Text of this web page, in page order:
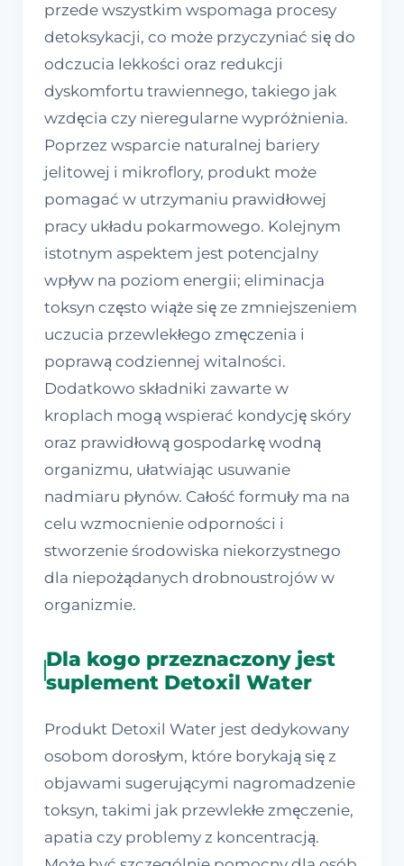
przede wszystkim wspomaga procesy
detoksykacji, co może przyczyniać się do
odczucia lekkości oraz redukcji
dyskomfortu trawiennego, takiego jak
wzdęcia czy nieregularne wypróżnienia.
Poprzez wsparcie naturalnej bariery
jelitowej i mikroflory, produkt może
pomagać w utrzymaniu prawidłowej
pracy układu pokarmowego. Kolejnym
istotnym aspektem jest potencjalny
wpływ na poziom energii; eliminacja
toksyn często wiąże się ze zmniejszeniem
uczucia przewlekłego zmęczenia i
poprawą codziennej witalności.
Dodatkowo składniki zawarte w
kroplach mogą wspierać kondycję skóry
oraz prawidłową gospodarkę wodną
organizmu, ułatwiając usuwanie
nadmiaru płynów. Całość formuły ma na
celu wzmocnienie odporności i
stworzenie środowiska niekorzystnego
dla niepożądanych drobnoustrojów w
organizmie.
Dla kogo przeznaczony jest
suplement Detoxil Water
Produkt Detoxil Water jest dedykowany
osobom dorosłym, które borykają się z
objawami sugerującymi nagromadzenie
toksyn, takimi jak przewlekłe zmęczenie,
apatia czy problemy z koncentracją.